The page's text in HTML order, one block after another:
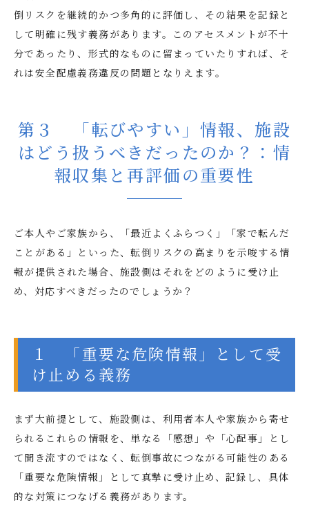
倒リスクを継続的かつ多角的に評価し、その結果を記録と
して明確に残す義務があります。このアセスメントが不十
分であったり、形式的なものに留まっていたりすれば、そ
れは安全配慮義務違反の問題となりえます。
第３ 「転びやすい」情報、施設
はどう扱うべきだったのか？：情
報収集と再評価の重要性
ご本人やご家族から、「最近よくふらつく」「家で転んだ
ことがある」といった、転倒リスクの高まりを示唆する情
報が提供された場合、施設側はそれをどのように受け止
め、対応すべきだったのでしょうか？
１ 「重要な危険情報」として受
け止める義務
まず大前提として、施設側は、利用者本人や家族から寄せ
られるこれらの情報を、単なる「感想」や「心配事」とし
て聞き流すのではなく、転倒事故につながる可能性のある
「重要な危険情報」として真摯に受け止め、記録し、具体
的な対策につなげる義務があります。